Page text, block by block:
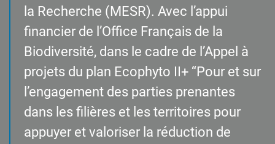
la Recherche (MESR). Avec l’appui
financier de l’Office Français de la
Biodiversité, dans le cadre de l’Appel à
projets du plan Ecophyto II+ “Pour et sur
l’engagement des parties prenantes
dans les filières et les territoires pour
appuyer et valoriser la réduction de